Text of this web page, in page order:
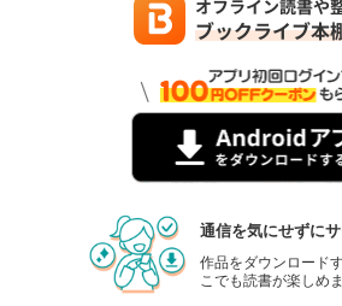
通信を気にせずに
作品をダウンロード
こでも読書が楽しめま